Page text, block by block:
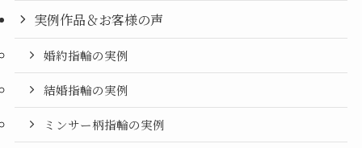
実例作品＆お客様の声
婚約指輪の実例
結婚指輪の実例
ミンサー柄指輪の実例